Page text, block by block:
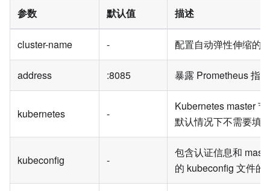
参数 默认值 描述
cluster-name - 配置自动弹性伸缩的
address :8085 暴露 Prometheus 指
kubernetes -
Kubernetes master
默认情况下不需要填
kubeconfig -
包含认证信息和
的 kubeconfig 文件的